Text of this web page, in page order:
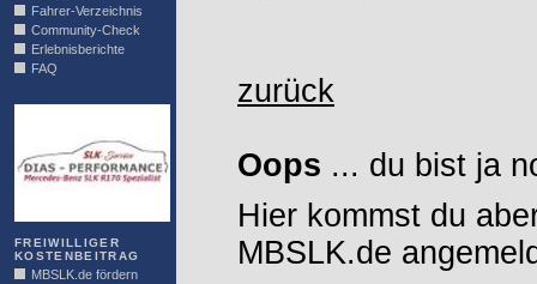
Fahrer-Verzeichnis
Community-Check
Erlebnisberichte
FAQ
FREIWILLIGER
KOSTENBEITRAG
MBSLK.de fördern
zurück
Oops ... du bist ja
Hier kommst du
MBSLK.de